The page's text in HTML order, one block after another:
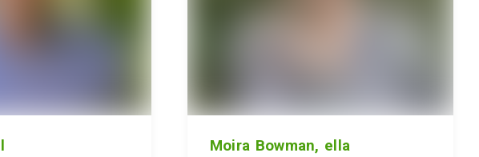
Moira Bowman, ella